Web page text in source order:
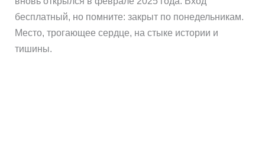
бесплатный, но помните: закрыт по понедельникам.
Место, трогающее сердце, на стыке истории и
тишины.